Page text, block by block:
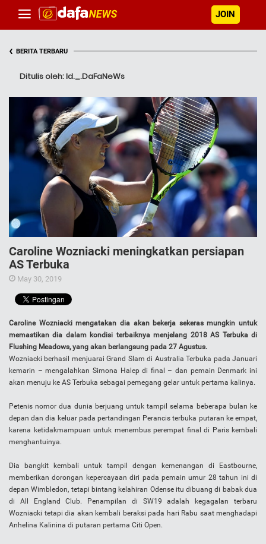
JOIN
‹ BERITA TERBARU
Ditulis oleh: Id._.DaFaNeWs
Caroline Wozniacki meningkatkan persiapan
AS Terbuka
May 30, 2019
Caroline Wozniacki mengatakan dia akan bekerja sekeras mungkin untuk
memastikan dia dalam kondisi terbaiknya menjelang 2018 AS Terbuka di
Flushing Meadows, yang akan berlangsung pada 27 Agustus.
Wozniacki berhasil menjuarai Grand Slam di Australia Terbuka pada Januari
kemarin – mengalahkan Simona Halep di final – dan pemain Denmark ini
akan menuju ke AS Terbuka sebagai pemegang gelar untuk pertama kalinya.
Petenis nomor dua dunia berjuang untuk tampil selama beberapa bulan ke
depan dan dia keluar pada pertandingan Perancis terbuka putaran ke empat,
karena ketidakmampuan untuk menembus perempat final di Paris kembali
menghantuinya.
Dia bangkit kembali untuk tampil dengan kemenangan di Eastbourne,
memberikan dorongan kepercayaan diri pada pemain umur 28 tahun ini di
depan Wimbledon, tetapi bintang kelahiran Odense itu dibuang di babak dua
di All England Club. Penampilan di SW19 adalah kegagalan terbaru
Wozniacki tetapi dia akan kembali beraksi pada hari Rabu saat menghadapi
Anhelina Kalinina di putaran pertama Citi Open.